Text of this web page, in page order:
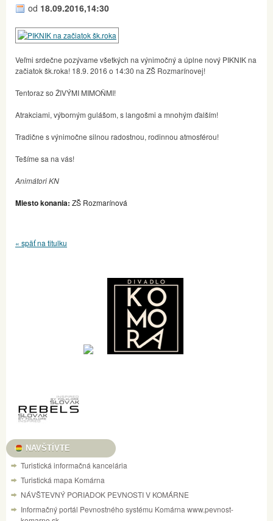
od 18.09.2016,14:30
Veľmi srdečne pozývame všetkých na výnimočný a úplne nový PIKNIK na
začiatok šk.roka! 18.9. 2016 o 14:30 na ZŠ Rozmarínovej!
Tentoraz so ŽIVÝMI MIMOŇMI!
Atrakciami, výborným gulášom, s langošmi a mnohým ďalším!
Tradične s výnimočne silnou radostnou, rodinnou atmosférou!
Tešíme sa na vás!
Animátori KN
Miesto konania: ZŠ Rozmarínová
« späť na titulku
NAVŠTÍVTE
Turistická informačná kancelária
Turistická mapa Komárna
NÁVŠTEVNÝ PORIADOK PEVNOSTI V KOMÁRNE
Informačný portál Pevnostného systému Komárna www.pevnost-